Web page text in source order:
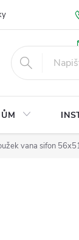
Podmínky
vana sifon